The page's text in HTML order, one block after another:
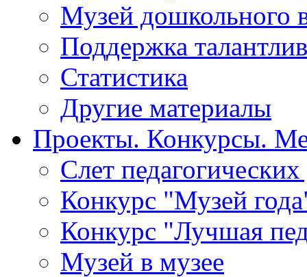
Музей дошкольного
Поддержка
Статистика
Другие материалы
Проекты. Конкурсы.
Cлет
Конкурс "Музей
Конкурс "Лучшая
Музей в музее